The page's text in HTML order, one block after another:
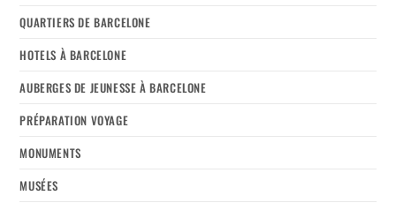
QUARTIERS DE BARCELONE
HOTELS À BARCELONE
AUBERGES DE JEUNESSE À BARCELONE
PRÉPARATION VOYAGE
MONUMENTS
MUSÉES